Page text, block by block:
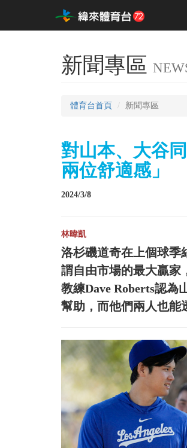
新聞專區
體育台首頁 新聞專區
對山本、大谷
兩位舒適感」
2024/3/8
林暐凱
洛杉磯道奇在上個球季
謂自由市場的最大贏家
教練Dave Roberts認為
幫助，而他們兩人也能